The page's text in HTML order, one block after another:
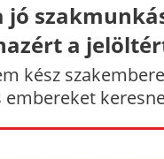
jó
a
kész